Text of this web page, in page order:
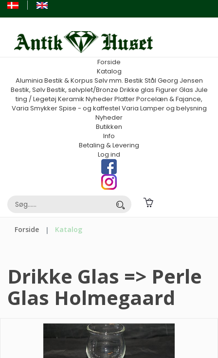
Forside
Katalog
Aluminia Bestik & Korpus Sølv mm. Bestik Stål Georg Jensen
Bestik, SølvBestik, sølvplet/Bronze Drikke glas FigurerGlas Jule
ting / Legetøj Keramik NyhederPlatterPorcelæn & Fajance,
Varia SmykkerSpise - og kaffestel Varia Lamper og belysning
Nyheder
Butikken
Info
Betaling & Levering
Log ind
Forside Katalog
Drikke Glas => Perle
Glas Holmegaard